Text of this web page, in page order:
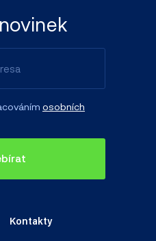
Kontakty
osobních